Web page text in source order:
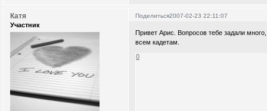
Поделиться2007-02-23 22:11:07
Катя
Участник
Привет Арис. Вопросов тебе задали
всем кадетам.
0